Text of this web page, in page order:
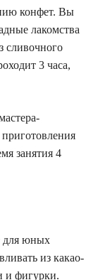
конфет. Вы
лакомства
сливочного
3 часа,
занятия 4
для юных
из какао-
и фигурки.